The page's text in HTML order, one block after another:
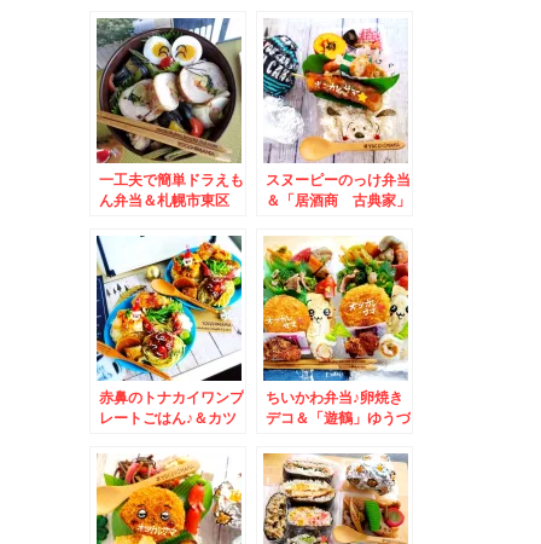
の「日替わりランチ」
「おろしそば」にハマ
ってます(*´艸`*)６９
０円Σ(ﾟДﾟ)
チ」♪
一工夫で簡単ドラえも
ん弁当＆札幌市東区
さんの「日替わりラン
チ」♪カツカレーだぁ
ぁぁ♪
スヌーピーのっけ弁当
＆「居酒商 古典家」
チ」「豚バラ焼肉」(*
´艸`*)
赤鼻のトナカイワンプ
レートごはん♪＆カツ
と思う「ごまそばの八
千代」さんの「日替わ
りランチ」(*´艸`*)
ちいかわ弁当♪卵焼き
デコ＆「遊鶴」ゆうづ
ンチ」おろしそば最強
☆